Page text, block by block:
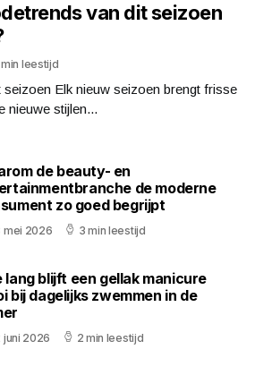
van dit seizoen
min leestijd
Elk nieuw seizoen brengt frisse
nieuwe stijlen...
de beauty- en
de moderne
zo goed begrijpt
mei 2026 3 min leestijd
lang blijft een gellak manicure
bij dagelijks zwemmen in de
juni 2026 2 min leestijd